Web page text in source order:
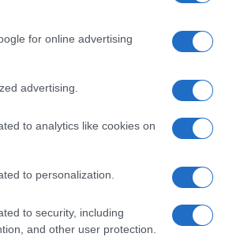
for online advertising
advertising.
to analytics like cookies on
to personalization.
to security, including
and other user protection.
SKYNEX με πυρομαχικά
Zuzana 2 (κοινό πρόγραμμα με
με ανταλλακτικά (από
II με πυρομαχικά
σε φορτηγά pick-up με πυραύλους